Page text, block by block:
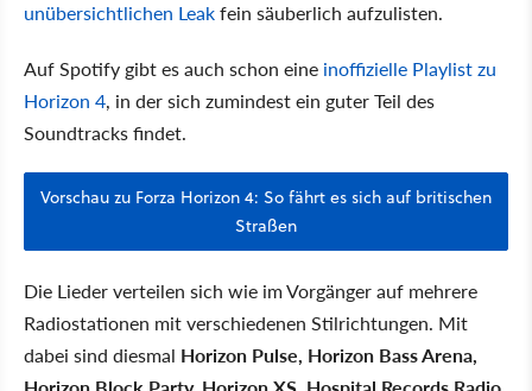
unübersichtlichen Leakfein säuberlich aufzulisten.
Auf Spotify gibt es auch schon eine inoffizielle Playlist zu
Horizon 4, in der sich zumindest ein guter Teil des
Soundtracks findet.
Vorschau zu Forza Horizon 4: So fährt es sich auf britischen
Straßen
Die Lieder verteilen sich wie im Vorgänger auf mehrere
Radiostationen mit verschiedenen Stilrichtungen. Mit
dabei sind diesmal Horizon Pulse, Horizon Bass Arena,